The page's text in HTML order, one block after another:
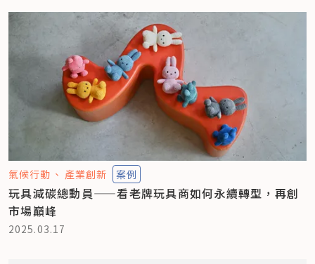
氣候行動 產業創新 案例
玩具減碳總動員——看老牌玩具商如何永續轉型，再創
市場巔峰
2025.03.17